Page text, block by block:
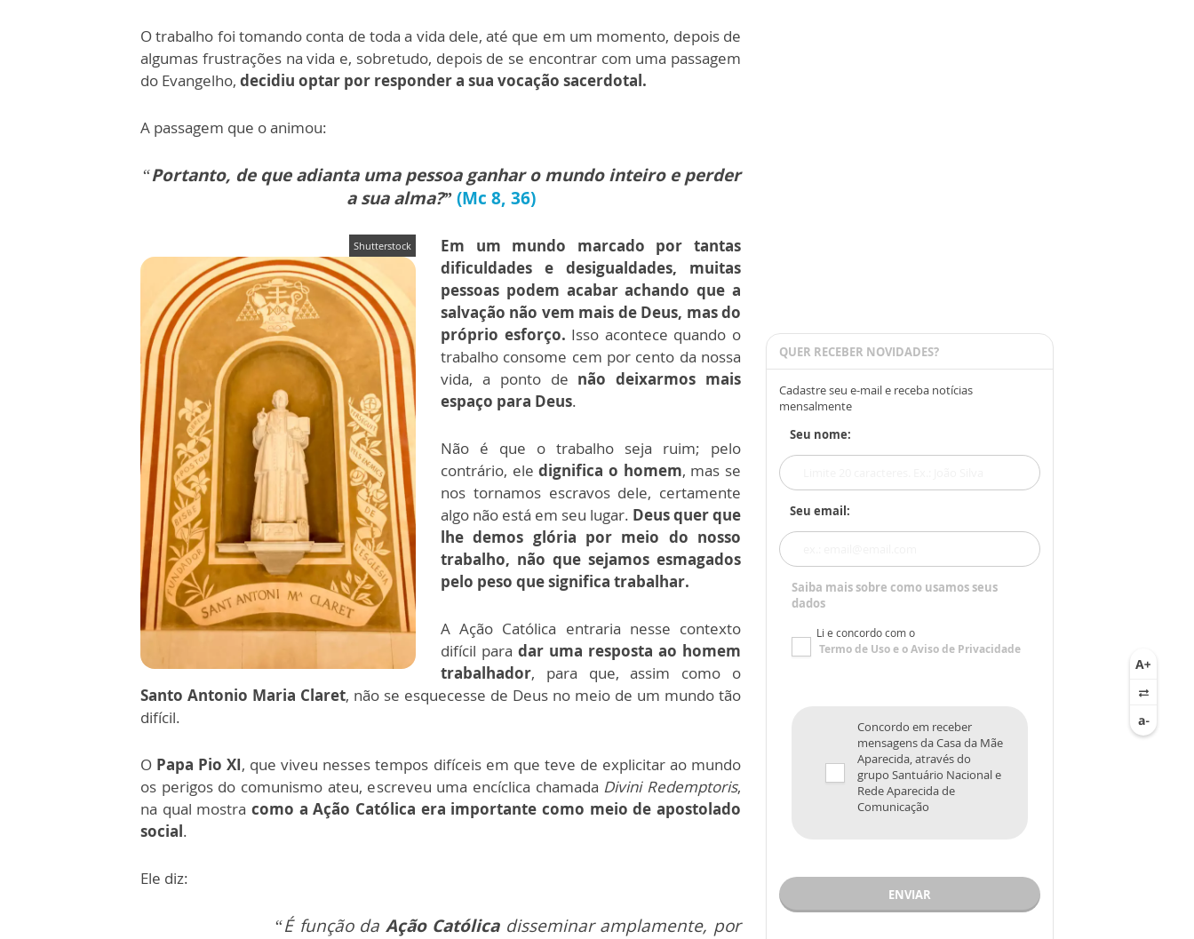
O trabalho foi tomando conta de toda a vida dele, até que em um momento, depois de
algumas frustrações na vida e, sobretudo, depois de se encontrar com uma passagem
do Evangelho, decidiu optar por responder a sua vocação sacerdotal.
A passagem que o animou:
“Portanto, de que adianta uma pessoa ganhar o mundo inteiro e perder
a sua alma?”(Mc 8, 36)
Shutterstock
Em um mundo marcado por tantas
dificuldades e desigualdades, muitas
pessoas podem acabar achando que a
salvação não vem mais de Deus, mas do
próprio esforço. Isso acontece quando o
trabalho consome cem por cento da nossa
vida, a ponto de não deixarmos mais
espaço para Deus.
Não é que o trabalho seja ruim; pelo
contrário, eledignifica o homem, mas se
nos tornamos escravos dele, certamente
algo não está em seu lugar. Deus quer que
lhe demos glória por meio do nosso
trabalho, não que sejamos esmagados
pelo peso que significa trabalhar.
A Ação Católica entraria nesse contexto
difícil para dar uma resposta ao homem
trabalhador, para que, assim como o
Santo Antonio Maria Claret, não se esquecesse de Deus no meio de um mundo tão
difícil.
O Papa Pio XI, que viveu nesses tempos difíceis em que teve de explicitar ao mundo
os perigos do comunismo ateu, escreveu uma encíclica chamada Divini Redemptoris,
na qual mostra como a Ação Católica era importante como meio de apostolado
social.
Ele diz:
“É função da Ação Católica disseminar amplamente, por
QUER RECEBER NOVIDADES?
Cadastre seu e-mail e receba notícias
mensalmente
Seu nome:
Seu email:
Saiba mais sobre como usamos seus
dados
Li e concordo com o
Termo de Usoe oAviso de Privacidade
Concordo em receber
mensagens da Casa da Mãe
Aparecida, através do
grupo Santuário Nacional e
Rede Aparecida de
Comunicação
ENVIAR